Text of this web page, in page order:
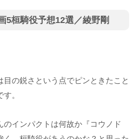
5桓騎役予想12選／綾野剛
目の鋭さという点でピンときたこと
。
のインパクトは何故か『コウノド